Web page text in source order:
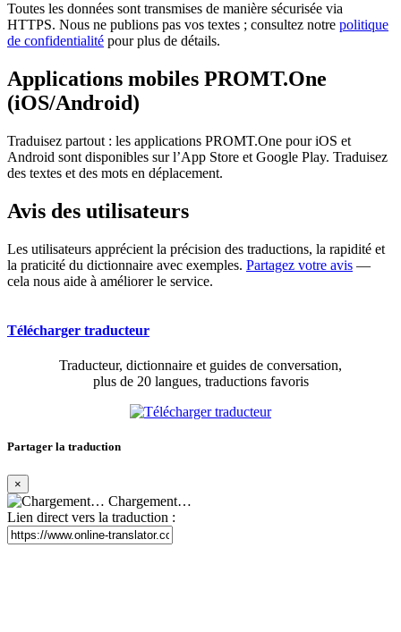
Toutes les données sont transmises de manière sécurisée via
HTTPS. Nous ne publions pas vos textes ; consultez notre politique
de confidentialité pour plus de détails.
Applications mobiles PROMT.One
(iOS/Android)
Traduisez partout : les applications PROMT.One pour iOS et
Android sont disponibles sur l’App Store et Google Play. Traduisez
des textes et des mots en déplacement.
Avis des utilisateurs
Les utilisateurs apprécient la précision des traductions, la rapidité et
la praticité du dictionnaire avec exemples. Partagez votre avis —
cela nous aide à améliorer le service.
Télécharger traducteur
Traducteur, dictionnaire et guides de conversation,
plus de 20 langues, traductions favoris
Partager la traduction
×
Chargement…
Lien direct vers la traduction :